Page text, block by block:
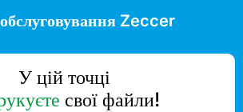
Zeccer
У цій точці
свої файли!